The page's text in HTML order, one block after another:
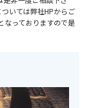
いては弊社HPからご
なっておりますので是